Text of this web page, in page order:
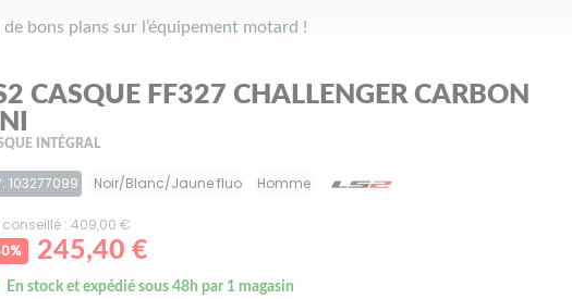
bons plans sur l’équipement motard !
CASQUE FF327 CHALLENGER CARBON
INTÉGRAL
103277099 Noir/Blanc/Jaune fluo Homme
conseillé : 409,00 €
245,40 €
En stock et expédié sous 48h par 1 magasin